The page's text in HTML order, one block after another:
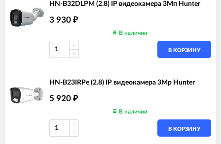
HN-B32DLPM (2.8) IP видеокамера 3Мп Hunter
3 930 ₽
В наличии
В КОРЗИНУ
HN-B23IRPe (2.8) IP видеокамера 3Mp Hunter
5 920 ₽
В наличии
В КОРЗИНУ